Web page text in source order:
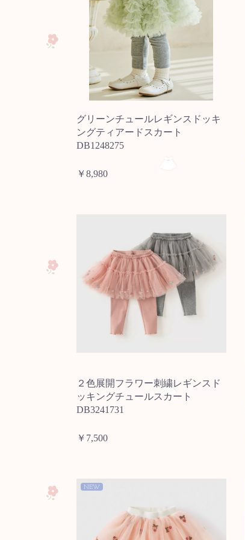
グリーンチュールレギンスドッキ
ングティアードスカート
DB1248275
￥8,980
２色展開フラワー刺繍レギンスド
ッキングチュールスカート
DB3241731
￥7,500
NEW